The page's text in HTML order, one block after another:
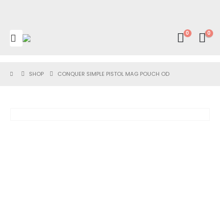
0 0
SHOP CONQUER SIMPLE PISTOL MAG POUCH OD